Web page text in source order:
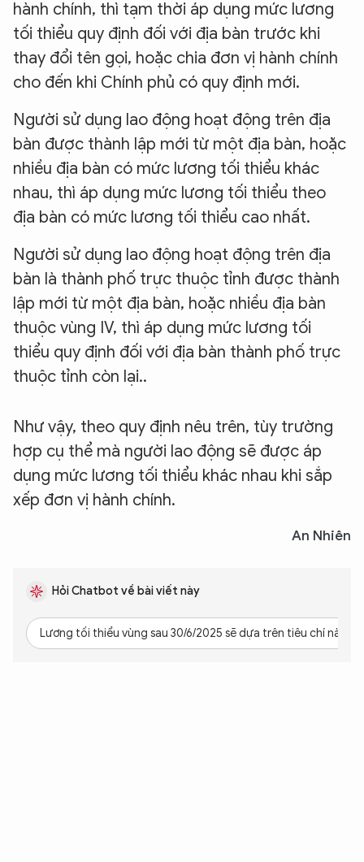
hành chính, thì tạm thời áp dụng mức lương
tối thiểu quy định đối với địa bàn trước khi
thay đổi tên gọi, hoặc chia đơn vị hành chính
cho đến khi Chính phủ có quy định mới.
Người sử dụng lao động hoạt động trên địa
bàn được thành lập mới từ một địa bàn, hoặc
nhiều địa bàn có mức lương tối thiểu khác
nhau, thì áp dụng mức lương tối thiểu theo
địa bàn có mức lương tối thiểu cao nhất.
Người sử dụng lao động hoạt động trên địa
bàn là thành phố trực thuộc tỉnh được thành
lập mới từ một địa bàn, hoặc nhiều địa bàn
thuộc vùng IV, thì áp dụng mức lương tối
thiểu quy định đối với địa bàn thành phố trực
thuộc tỉnh còn lại..
Như vậy, theo quy định nêu trên, tùy trường
hợp cụ thể mà người lao động sẽ được áp
dụng mức lương tối thiểu khác nhau khi sắp
xếp đơn vị hành chính.
An Nhiên
Hỏi Chatbot về bài viết này
Lương tối thiểu vùng sau 30/6/2025 sẽ dựa trên tiêu chí nào?